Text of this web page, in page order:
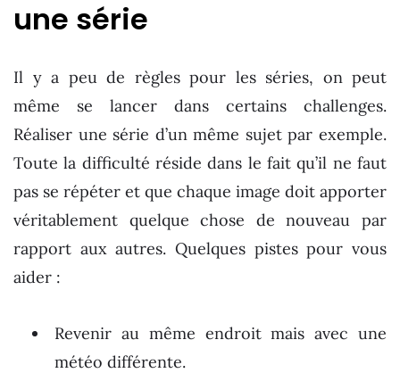
une série
Il y a peu de règles pour les séries, on peut
même se lancer dans certains challenges.
Réaliser une série d’un même sujet par exemple.
Toute la difficulté réside dans le fait qu’il ne faut
pas se répéter et que chaque image doit apporter
véritablement quelque chose de nouveau par
rapport aux autres. Quelques pistes pour vous
aider :
Revenir au même endroit mais avec une
météo différente.